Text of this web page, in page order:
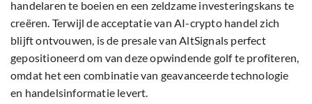
handelaren te boeien en een zeldzame investeringskans te
creëren. Terwijl de acceptatie van AI-crypto handel zich
blijft ontvouwen, is de presale van AltSignals perfect
gepositioneerd om van deze opwindende golf te profiteren,
omdat het een combinatie van geavanceerde technologie
en handelsinformatie levert.